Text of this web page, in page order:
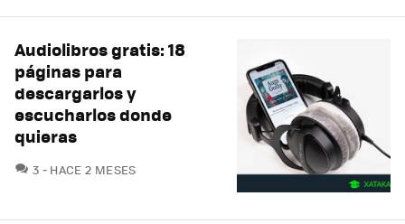
Audiolibros gratis: 18
páginas para
descargarlos y
escucharlos donde
quieras
3 COMENTARIOS
HACE 2 MESES